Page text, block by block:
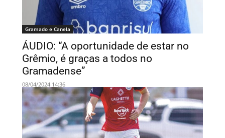
Gramado e Canela
ÁUDIO: “A oportunidade de estar no
Grêmio, é graças a todos no
Gramadense”
08/04/2024 14:36